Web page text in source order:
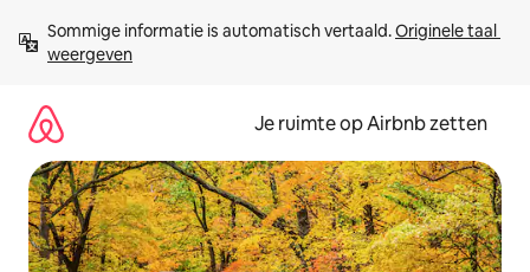
direct
naar
Sommige informatie is automatisch vertaald. Originele taal
weergeven
Je ruimte op Airbnb zetten